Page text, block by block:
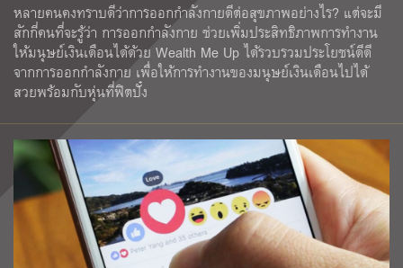
หลายคนคงทราบดีว่าการออกกำลังกายดีต่อสุขภาพอย่างไร? แต่จะมี
สักกี่คนที่จะรู้ว่า การออกกำลังกาย ช่วยเพิ่มประสิทธิภาพการทำงาน
ให้มนุษย์เงินเดือนได้ด้วย Wealth Me Up ได้รวบรวมประโยชน์ดีดี
จากการออกกำลังกาย เพื่อให้การทำงานของมนุษย์เงินเดือนไปได้
สวยพร้อมกับหุ่นที่ฟิตปั๋ง